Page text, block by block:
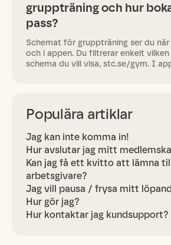
gruppträning och hur
pass?
Schemat för gruppträning ser du
och i appen. Du filtrerar enkelt
schema du vill visa, stc.se/gym. I
Populära artiklar
Jag kan inte komma in!
Hur avslutar jag mitt
Kan jag få ett kvitto att lämna
arbetsgivare?
Jag vill pausa / frysa mitt
Hur gör jag?
Hur kontaktar jag kundsupport?